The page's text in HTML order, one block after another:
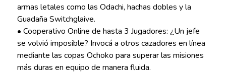
armas letales como las Odachi, hachas dobles y la
Guadaña Switchglaive.
• Cooperativo Online de hasta 3 Jugadores: ¿Un jefe
se volvió imposible? Invocá a otros cazadores en línea
mediante las copas Ochoko para superar las misiones
más duras en equipo de manera fluida.